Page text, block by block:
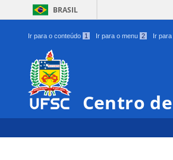
BRASIL
Ir para o conteúdo 1 Ir para o menu 2 Ir
Centro